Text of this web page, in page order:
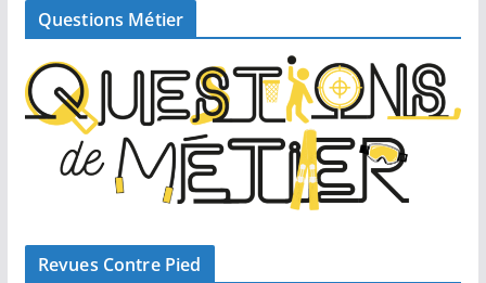
Questions Métier
Revues Contre Pied